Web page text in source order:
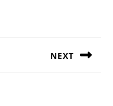
NEXT